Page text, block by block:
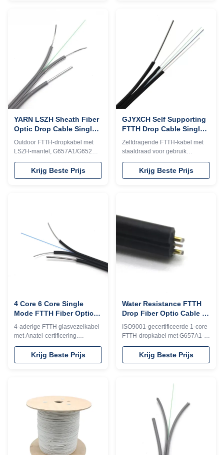
niet-metalen sterkte-elementen.
Ideaal voor FTTH-, LAN- en
indoor-riser-toepassingen.
betrouwbare snelle
netwerkprestaties.
YARN LSZH Sheath Fiber
Optic Drop Cable Single
Mode G657A1 G652D
Outdoor FTTH-dropkabel met
LSZH-mantel, G657A1/G652D
single-mode vezels, stalen
messenger-ondersteuning en
hoge treksterkte. Ideaal voor
Krijg Beste Prijs
GJYXCH Self Supporting
FTTH Drop Cable Single
Mode With Steel Wire
Zelfdragende FTTH-kabel met
staaldraad voor gebruik
buitenshuis in de lucht. Beschikt
over 2 G657A1 single-mode
vezels, LSZH-mantel en 200N
Krijg Beste Prijs
4 Core 6 Core Single
Mode FTTH Fiber Optic
Drop Cable With Anatel
4-aderige FTTH glasvezelkabel
met Anatel-certificering.
Beschikt over stalen
koerierdraad, LSZH/PVC-mantel
en G652D single-mode
uitstekende buigweerstand en
transmissieprestaties.
Krijg Beste Prijs
Water Resistance FTTH
Drop Fiber Optic Cable 1
Core 1km Plywood Drum
Single Mode
ISO9001-gecertificeerde 1-core
FTTH-dropkabel met G657A1-
vezel, LSZH-mantel en stalen
messenger. Beschikt over
eenvoudig strippen, een droog
betrouwbare installaties
binnenshuis.
Krijg Beste Prijs